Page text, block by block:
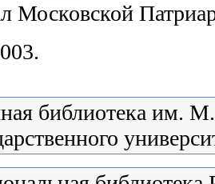
Московской
библиотека им.